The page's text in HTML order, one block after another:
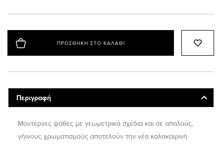
ΠΡΟΣΘΉΚΗ ΣΤΟ ΚΑΛΆΘΙ
Περιγραφή
Μοντέρνες ψάθες με γεωμετρικά σχέδια και σε απαλούς,
γήινους χρωματισμούς αποτελούν την νέα καλοκαιρινή